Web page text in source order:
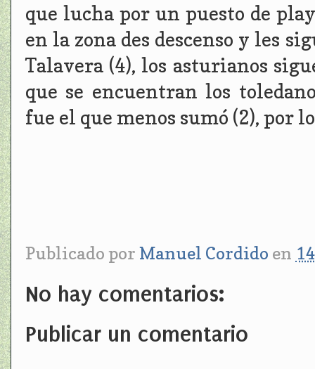
que lucha por un puesto de
en la zona des descenso y les
Talavera (4), los asturianos
que se encuentran los
fue el que menos sumó (2), por
Publicado por Manuel Cordido en
No hay comentarios:
Publicar un comentario